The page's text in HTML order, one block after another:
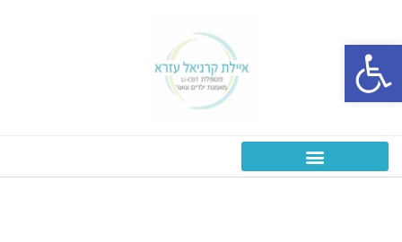
פתח סרגל נגישות